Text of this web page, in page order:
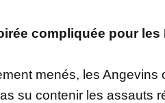
compliquée pour les
menés, les Angevins
su contenir les assauts